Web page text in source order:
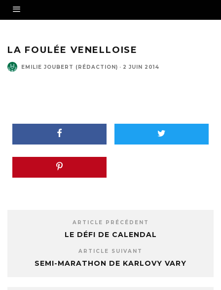
LA FOULÉE VENELLOISE
EMILIE JOUBERT (RÉDACTION) · 2 JUIN 2014
ARTICLE PRÉCÉDENT
LE DÉFI DE CALENDAL
ARTICLE SUIVANT
SEMI-MARATHON DE KARLOVY VARY